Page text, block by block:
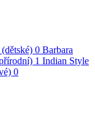
0 Barbara
1 Indian Style
0